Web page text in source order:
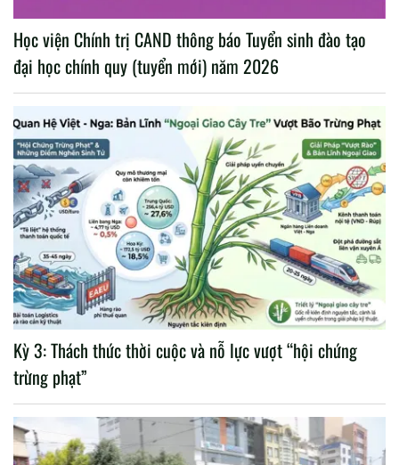
Học viện Chính trị CAND thông báo Tuyển sinh đào tạo
đại học chính quy (tuyển mới) năm 2026
Kỳ 3: Thách thức thời cuộc và nỗ lực vượt “hội chứng
trừng phạt”